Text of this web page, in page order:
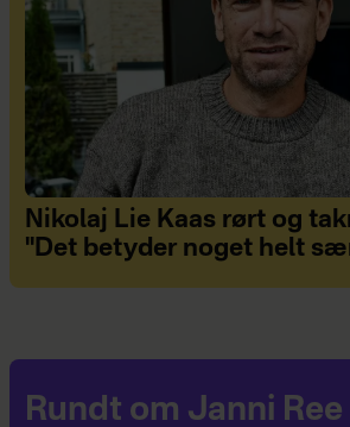
Nikolaj Lie Kaas rørt og
"Det betyder noget helt
Rundt om Janni Ree